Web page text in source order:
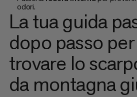
odori.
La tua guida
dopo passo per
trovare lo
da montagna